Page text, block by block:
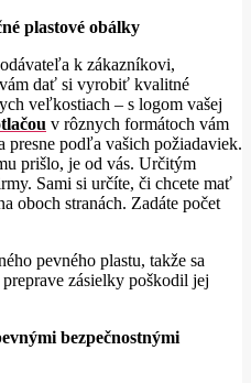
plastové obálky
k zákazníkovi,
dať si vyrobiť kvalitné
veľkostiach – s logom vašej
v rôznych formátoch vám
podľa vašich požiadaviek.
prišlo, je od vás. Určitým
Sami si určíte, či chcete mať
oboch stranách. Zadáte počet
pevného plastu, takže sa
zásielky poškodil jej
bezpečnostnými